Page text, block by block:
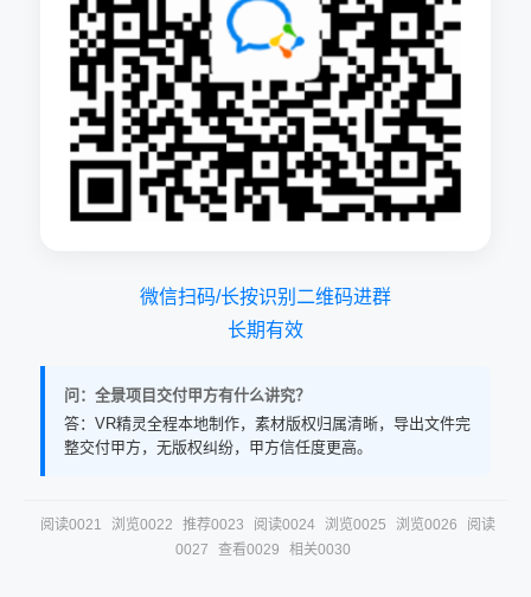
微信扫码/长按识别二维码进群
长期有效
问：全景项目交付甲方有什么讲究？
答：VR精灵全程本地制作，素材版权归属清晰，导出文件完
整交付甲方，无版权纠纷，甲方信任度更高。
阅读0021 浏览0022 推荐0023 阅读0024 浏览0025 浏览0026
阅读
0027
查看0029 相关0030